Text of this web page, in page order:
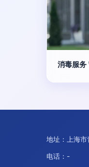
消毒服务
地址：上海
电话：-